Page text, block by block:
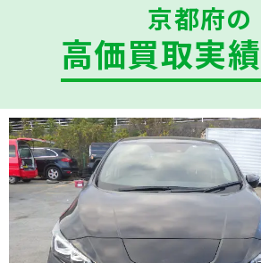
京都府の
高価買取実績